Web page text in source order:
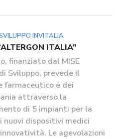
INVITALIA
ITALIA”
finanziato dal MISE
Sviluppo, prevede il
e dei
attraverso la
di 5 impianti per la
nuovi dispositivi medici
Le agevolazioni